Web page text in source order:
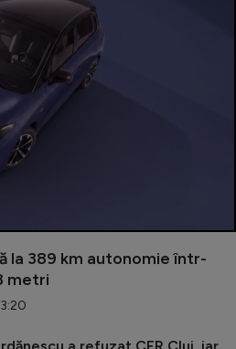
la 389 km autonomie într-
metri
a refuzat CFR Cluj, iar